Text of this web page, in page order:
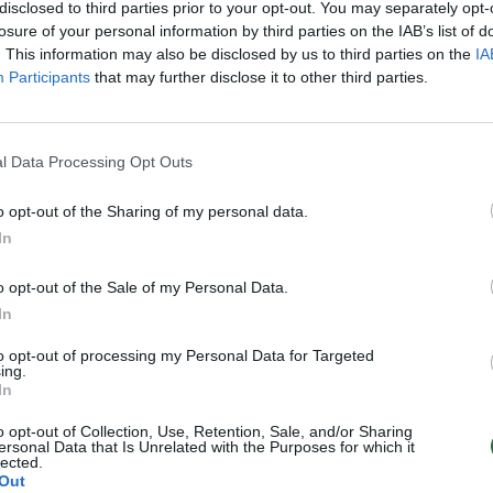
to third parties prior to your opt-out. You may separately
of your personal information by third parties on the IAB’s list of
This information may also be disclosed by us to third parties on the
Participants that may further disclose it to other third parties.
Data Processing Opt Outs
opt-out of the Sharing of my personal data.
opt-out of the Sale of my Personal Data.
opt-out of processing my Personal Data for Targeted
opt-out of Collection, Use, Retention, Sale, and/or Sharing
Data that Is Unrelated with the Purposes for which it
Žinios | Pramogos
išprievartauta“
Kitoks pokalbis
Kauno
diena
1